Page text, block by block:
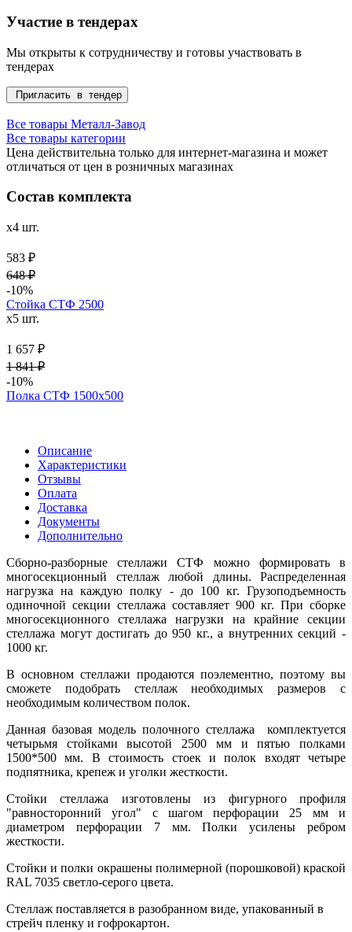
Участие в тендерах
Мы открыты к сотрудничеству и готовы участвовать в
тендерах
Пригласить в тендер
Все товары Металл-Завод
Все товары категории
Цена действительна только для интернет-магазина и может
отличаться от цен в розничных магазинах
Состав комплекта
x4 шт.
583 ₽
648 ₽
-10%
Стойка СТФ 2500
x5 шт.
1 657 ₽
1 841 ₽
-10%
Полка СТФ 1500х500
Описание
Характеристики
Отзывы
Оплата
Доставка
Документы
Дополнительно
Сборно-разборные стеллажи СТФ можно формировать в
многосекционный стеллаж любой длины. Распределенная
нагрузка на каждую полку - до 100 кг. Грузоподъемность
одиночной секции стеллажа составляет 900 кг. При сборке
многосекционного стеллажа нагрузки на крайние секции
стеллажа могут достигать до 950 кг., а внутренних секций -
1000 кг.
В основном стеллажи продаются поэлементно, поэтому вы
сможете подобрать стеллаж необходимых размеров с
необходимым количеством полок.
Данная базовая модель полочного стеллажа комплектуется
четырьмя стойками высотой 2500 мм и пятью полками
1500*500 мм. В стоимость стоек и полок входят четыре
подпятника, крепеж и уголки жесткости.
Стойки стеллажа изготовлены из фигурного профиля
"равносторонний угол" с шагом перфорации 25 мм и
диаметром перфорации 7 мм. Полки усилены ребром
жесткости.
Стойки и полки окрашены полимерной (порошковой) краской
RAL 7035 светло-серого цвета.
Стеллаж поставляется в разобранном виде, упакованный в
стрейч пленку и гофрокартон.